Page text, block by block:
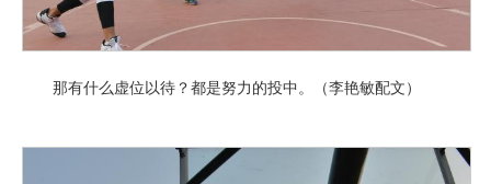
那有什么虚位以待？都是努力的投中。（李艳敏配文）